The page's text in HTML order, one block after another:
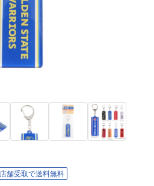
店舗受取で送料無料